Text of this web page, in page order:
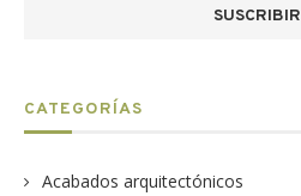
CATEGORÍAS
Acabados arquitectónicos